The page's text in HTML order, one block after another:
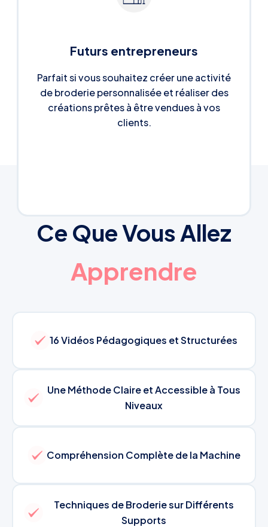
Futurs entrepreneurs
Parfait si vous souhaitez créer une activité
de broderie personnalisée et réaliser des
créations prêtes à être vendues à vos
clients.
Ce Que Vous Allez
Apprendre
16 Vidéos Pédagogiques et Structurées
Une Méthode Claire et Accessible à Tous
Niveaux
Compréhension Complète de la Machine
Techniques de Broderie sur Différents
Supports